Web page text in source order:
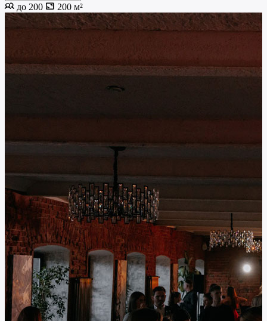
до 200 200 м²